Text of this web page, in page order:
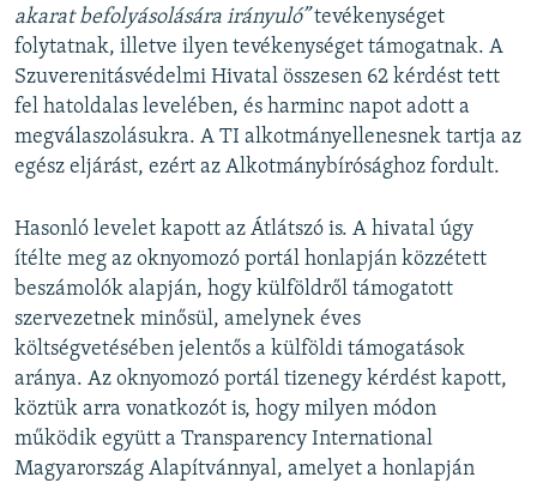
akarat befolyásolására irányuló”tevékenységet
folytatnak, illetve ilyen tevékenységet támogatnak. A
Szuverenitásvédelmi Hivatal összesen 62 kérdést tett
fel hatoldalas levelében, és harminc napot adott a
megválaszolásukra. A TI alkotmányellenesnek tartja az
egész eljárást, ezért az Alkotmánybírósághoz fordult.
Hasonló levelet kapott az Átlátszó is. A hivatal úgy
ítélte meg az oknyomozó portál honlapján közzétett
beszámolók alapján, hogy külföldről támogatott
szervezetnek minősül, amelynek éves
költségvetésében jelentős a külföldi támogatások
aránya. Az oknyomozó portál tizenegy kérdést kapott,
köztük arra vonatkozót is, hogy milyen módon
működik együtt a Transparency International
Magyarország Alapítvánnyal, amelyet a honlapján